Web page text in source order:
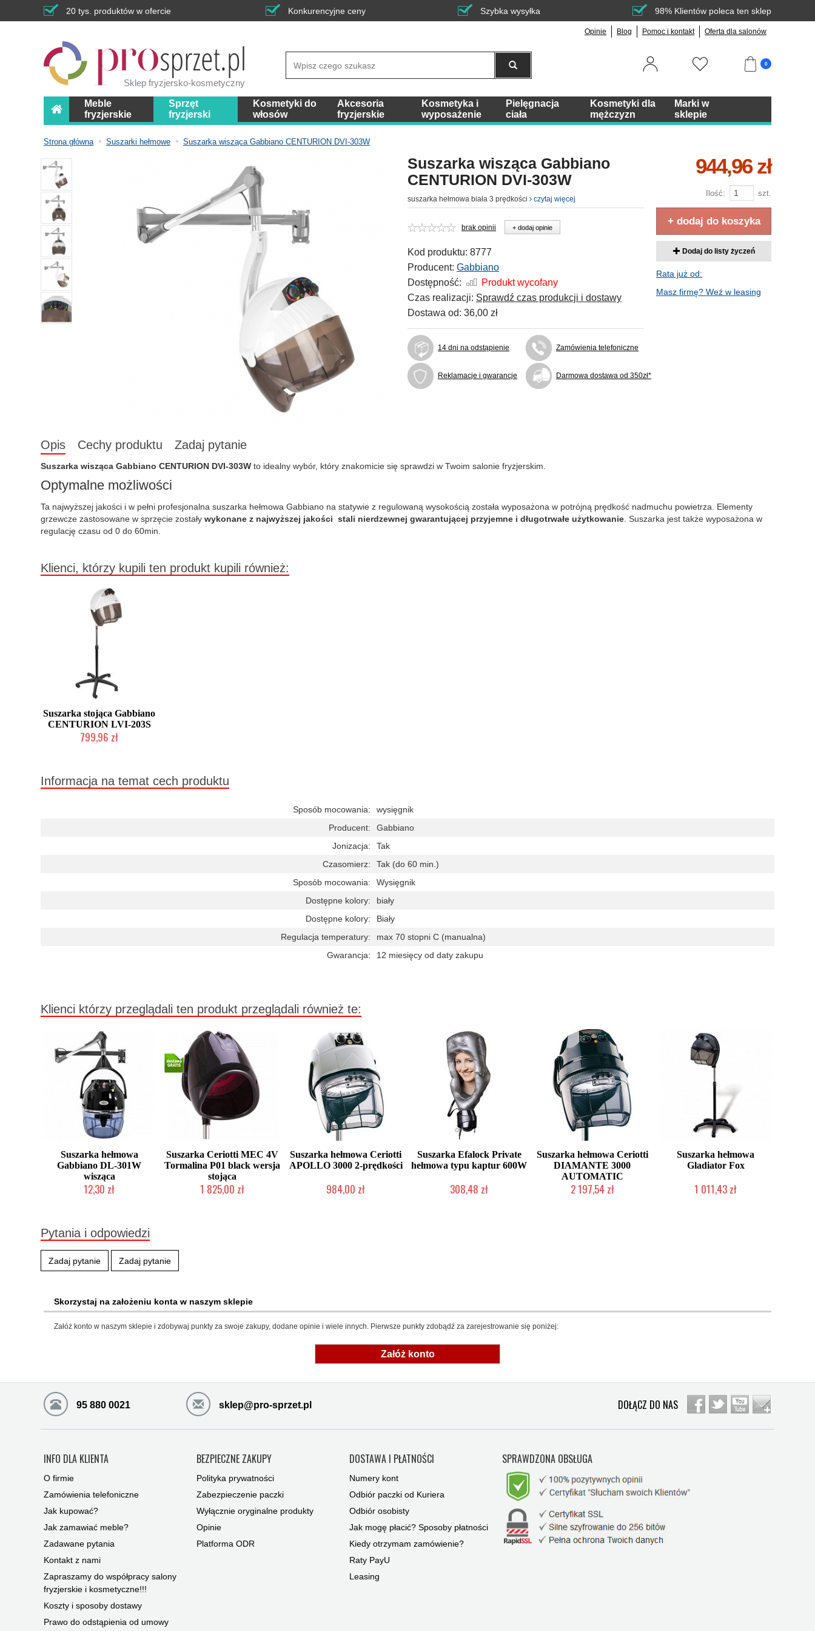
20 tys. produktów w ofercie Konkurencyjne ceny Szybka wysyłka 98% Klientów poleca ten sklep
Opinie Blog Pomoc i kontakt Oferta dla salonów
Sklep fryzjersko-kosmetyczny
0
Meble
fryzjerskie
Sprzęt
fryzjerski
Kosmetyki do
włosów
Akcesoria
fryzjerskie
Kosmetyka i
wyposażenie
Pielęgnacja
ciała
Kosmetyki dla
mężczyzn
Marki w
sklepie
Strona główna Suszarki hełmowe Suszarka wisząca Gabbiano CENTURION DVI-303W
Suszarka wisząca Gabbiano
CENTURION DVI-303W
suszarka hełmowa biała 3 prędkości czytaj więcej
brak opinii + dodaj opinie
Kod produktu: 8777
Producent: Gabbiano
Dostępność:
Produkt wycofany
Czas realizacji: Sprawdź czas produkcji i dostawy
Dostawa od: 36,00 zł
14 dni na odstąpienie Zamówienia telefoniczne
Reklamacje i gwarancje Darmowa dostawa od 350zł*
944,96 zł
Ilość: szt.
+ dodaj do koszyka
Dodaj do listy życzeń
Rata już od:
Masz firmę? Weź w leasing
Opis Cechy produktu Zadaj pytanie
Suszarka wisząca Gabbiano CENTURION DVI-303W to idealny wybór, który znakomicie się sprawdzi w Twoim salonie fryzjerskim.
Optymalne możliwości
Ta najwyższej jakości i w pełni profesjonalna suszarka hełmowa Gabbiano na statywie z regulowaną wysokością została wyposażona w potrójną prędkość nadmuchu powietrza. Elementy
grzewcze zastosowane w sprzęcie zostały wykonane z najwyższej jakości stali nierdzewnej gwarantującej przyjemne i długotrwałe użytkowanie . Suszarka jest także wyposażona w
regulację czasu od 0 do 60min.
Klienci, którzy kupili ten produkt kupili również:
Suszarka stojąca Gabbiano
CENTURION LVI-203S
799,96 zł
Informacja na temat cech produktu
Sposób mocowania:
wysięgnik
Producent:
Gabbiano
Jonizacja:
Tak
Czasomierz:
Tak (do 60 min.)
Sposób mocowania:
Wysięgnik
Dostępne kolory:
biały
Dostępne kolory:
Biały
Regulacja temperatury:
max 70 stopni C (manualna)
Gwarancja:
12 miesięcy od daty zakupu
Klienci którzy przeglądali ten produkt przeglądali również te:
Suszarka hełmowa
Gabbiano DL-301W
wisząca
12,30 zł
Suszarka Ceriotti MEC 4V
Tormalina P01 black wersja
stojąca
1 825,00 zł
Suszarka hełmowa Ceriotti
APOLLO 3000 2-prędkości
984,00 zł
Suszarka Efalock Private
hełmowa typu kaptur 600W
308,48 zł
Suszarka hełmowa Ceriotti
DIAMANTE 3000
AUTOMATIC
2 197,54 zł
Suszarka hełmowa
Gladiator Fox
1 011,43 zł
Pytania i odpowiedzi
Zadaj pytanie Zadaj pytanie
Skorzystaj na założeniu konta w naszym sklepie
Załóż konto w naszym sklepie i zdobywaj punkty za swoje zakupy, dodane opinie i wiele innych. Pierwsze punkty zdobądź za zarejestrowanie się poniżej:
Załóż konto
95 880 0021 sklep@pro-sprzet.pl DOŁĄCZ DO NAS
INFO DLA KLIENTA
O firmie
Zamówienia telefoniczne
Jak kupować?
Jak zamawiać meble?
Zadawane pytania
Kontakt z nami
Zapraszamy do współpracy salony
fryzjerskie i kosmetyczne!!!
Koszty i sposoby dostawy
Prawo do odstąpienia od umowy
BEZPIECZNE ZAKUPY
Polityka prywatności
Zabezpieczenie paczki
Wyłącznie oryginalne produkty
Opinie
Platforma ODR
DOSTAWA I PŁATNOŚCI
Numery kont
Odbiór paczki od Kuriera
Odbiór osobisty
Jak mogę płacić? Sposoby płatności
Kiedy otrzymam zamówienie?
Raty PayU
Leasing
SPRAWDZONA OBSŁUGA